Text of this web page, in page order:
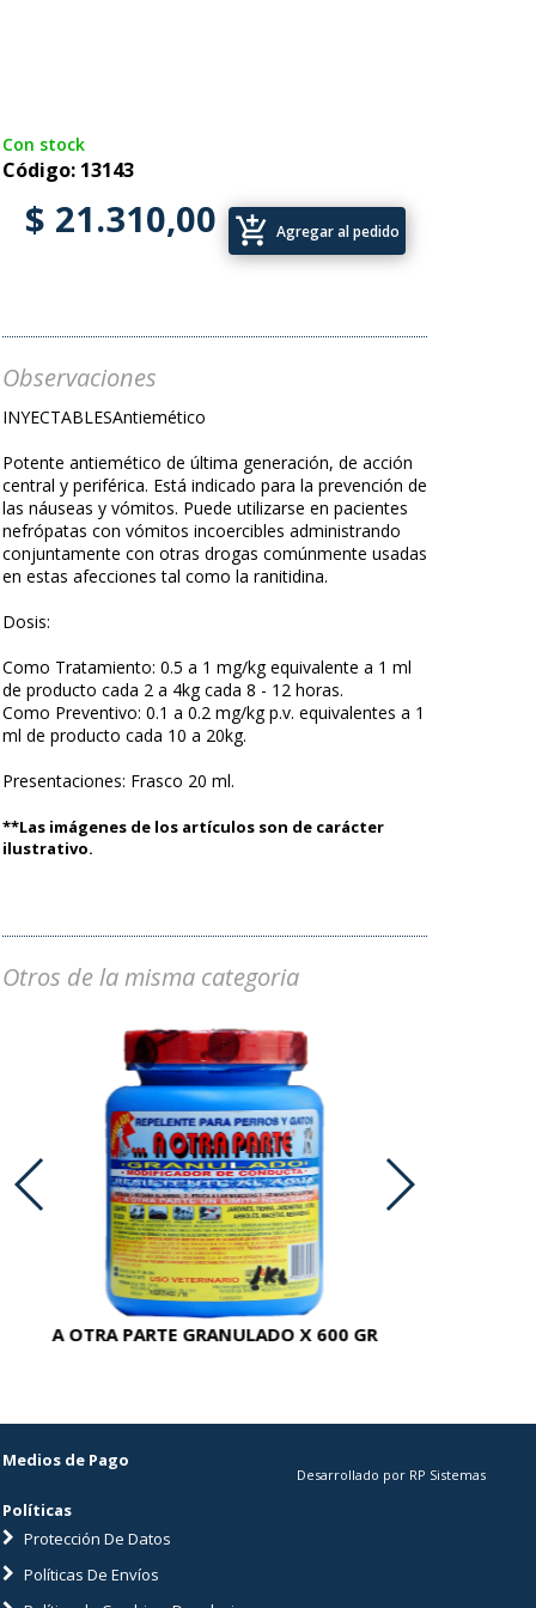
Con stock
Código: 13143
$ 21.310,00 add_shopping_cart Agregar al pedido
Observaciones
INYECTABLESAntiemético
Potente antiemético de última generación, de acción
central y periférica. Está indicado para la prevención de
las náuseas y vómitos. Puede utilizarse en pacientes
nefrópatas con vómitos incoercibles administrando
conjuntamente con otras drogas comúnmente usadas
en estas afecciones tal como la ranitidina.
Dosis:
Como Tratamiento: 0.5 a 1 mg/kg equivalente a 1 ml
de producto cada 2 a 4kg cada 8 - 12 horas.
Como Preventivo: 0.1 a 0.2 mg/kg p.v. equivalentes a 1
ml de producto cada 10 a 20kg.
Presentaciones: Frasco 20 ml.
**Las imágenes de los artículos son de carácter
ilustrativo.
Otros de la misma categoria
A OTRA PARTE GRANULADO X 600 GR
Medios de Pago
Políticas
Protección De Datos
Políticas De Envíos
Desarrollado por RP Sistemas